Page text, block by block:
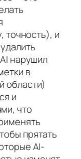
точность), и
нарушил
в
области)
и
что
прятать
AI-